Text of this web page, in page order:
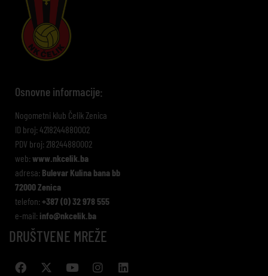
Osnovne informacije:
Nogometni klub Čelik Zenica
ID broj: 4218244880002
PDV broj: 218244880002
web: www.nkcelik.ba
adresa: Bulevar Kulina bana bb
72000 Zenica
telefon: +387 (0) 32 978 555
e-mail: info@nkcelik.ba
DRUŠTVENE MREŽE